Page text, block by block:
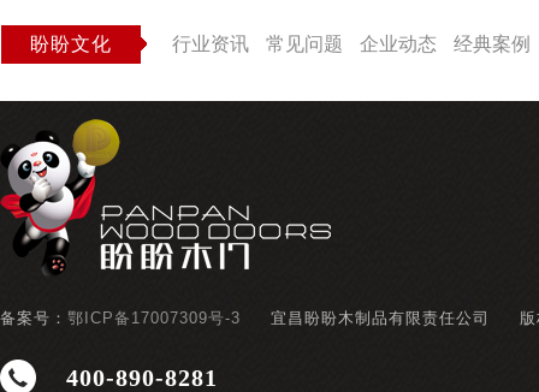
盼盼文化 行业资讯 常见问题 企业动态 经典案例
备案号： 鄂ICP备17007309号-3 宜昌盼盼木制品有限责任公司
400-890-8281